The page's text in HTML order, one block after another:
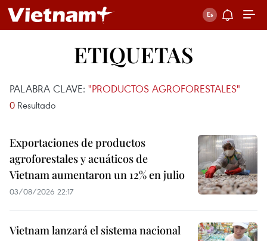
ETIQUETAS
PALABRA CLAVE: "PRODUCTOS AGROFORESTALES"
0 Resultado
Exportaciones de productos
agroforestales y acuáticos de
Vietnam aumentaron un 12% en julio
03/08/2026 22:17
Vietnam lanzará el sistema nacional